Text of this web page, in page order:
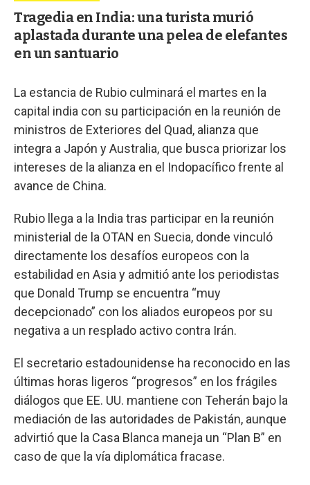
Tragedia en India: una turista murió
aplastada durante una pelea de elefantes
en un santuario
La estancia de Rubio culminará el martes en la
capital india con su participación en la reunión de
ministros de Exteriores del Quad, alianza que
integra a Japón y Australia, que busca priorizar los
intereses de la alianza en el Indopacífico frente al
avance de China.
Rubio llega a la India tras participar en la reunión
ministerial de la OTAN en Suecia, donde vinculó
directamente los desafíos europeos con la
estabilidad en Asia y admitió ante los periodistas
que Donald Trump se encuentra “muy
decepcionado” con los aliados europeos por su
negativa a un resplado activo contra Irán.
El secretario estadounidense ha reconocido en las
últimas horas ligeros “progresos” en los frágiles
diálogos que EE. UU. mantiene con Teherán bajo la
mediación de las autoridades de Pakistán, aunque
advirtió que la Casa Blanca maneja un “Plan B” en
caso de que la vía diplomática fracase.